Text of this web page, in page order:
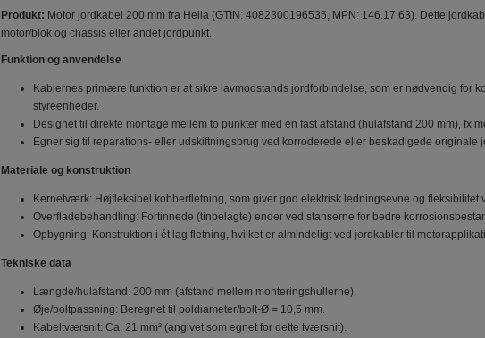
Produkt: Motor jordkabel 200 mm fra Hella (GTIN: 4082300196535, MPN: 146.17.63). Dette
motor/blok og chassis eller andet jordpunkt.
Funktion og anvendelse
Kablernes primære funktion er at sikre lavmodstands jordforbindelse, som er nødvendig for
styreenheder.
Designet til direkte montage mellem to punkter med en fast afstand (hulafstand 200 mm), fx
Egner sig til reparations- eller udskiftningsbrug ved korroderede eller beskadigede originale
Materiale og konstruktion
Kernetværk: Højfleksibel kobberfletning, som giver god elektrisk ledningsevne og
Overfladebehandling: Fortinnede (tinbelagte) ender ved stanserne for bedre
Opbygning: Konstruktion i ét lag fletning, hvilket er almindeligt ved jordkabler til
Tekniske data
Længde/hulafstand: 200 mm (afstand mellem monteringshullerne).
Øje/boltpassning: Beregnet til poldiameter/bolt-Ø = 10,5 mm.
Kabeltværsnit: Ca. 21 mm² (angivet som egnet for dette tværsnit).